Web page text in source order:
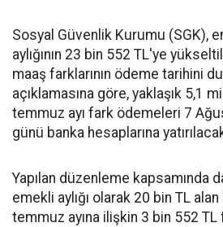
Sosyal Güvenlik Kurumu (SGK),
aylığının 23 bin 552 TL'ye
maaş farklarının ödeme tarihini
açıklamasına göre, yaklaşık 5,1
temmuz ayı fark ödemeleri 7
günü banka hesaplarına
Yapılan düzenleme kapsamında
emekli aylığı olarak 20 bin TL
temmuz ayına ilişkin 3 bin 552